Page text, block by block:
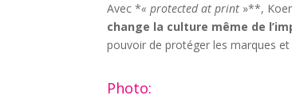
Avec *« protected at print »**,
change la culture même de
pouvoir de protéger les marques
Photo: